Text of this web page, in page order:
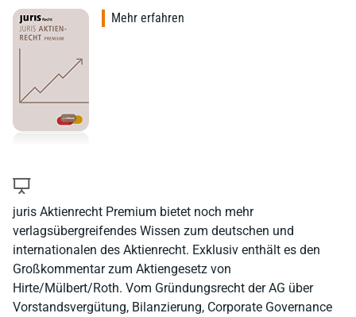
juris Aktienrecht Premium bietet noch mehr
verlagsübergreifendes Wissen zum deutschen und
internationalen des Aktienrecht. Exklusiv enthält es den
Großkommentar zum Aktiengesetz von
Hirte/Mülbert/Roth. Vom Gründungsrecht der AG über
Vorstandsvergütung, Bilanzierung, Corporate Governance
Mehr erfahren